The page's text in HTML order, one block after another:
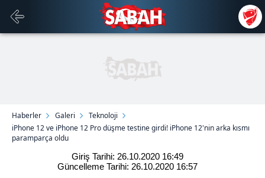
Haberler Galeri
Teknoloji
iPhone 12 ve iPhone 12 Pro düşme testine girdi! iPhone 12'nin arka kısmı
paramparça oldu
Giriş Tarihi: 26.10.2020 16:49
Güncelleme Tarihi: 26.10.2020 16:57